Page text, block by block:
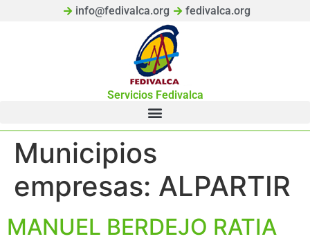
info@fedivalca.org fedivalca.org
Servicios Fedivalca
Municipios
empresas: ALPARTIR
MANUEL BERDEJO RATIA